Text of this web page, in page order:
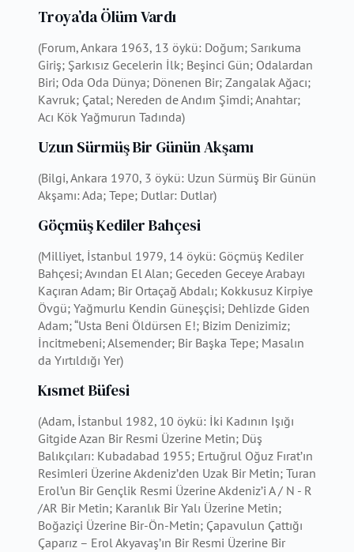
Troya’da Ölüm Vardı
(Forum, Ankara 1963, 13 öykü: Doğum; Sarıkuma
Giriş; Şarkısız Gecelerin İlk; Beşinci Gün; Odalardan
Biri; Oda Oda Dünya; Dönenen Bir; Zangalak Ağacı;
Kavruk; Çatal; Nereden de Andım Şimdi; Anahtar;
Acı Kök Yağmurun Tadında)
Uzun Sürmüş Bir Günün Akşamı
(Bilgi, Ankara 1970, 3 öykü: Uzun Sürmüş Bir Günün
Akşamı: Ada; Tepe; Dutlar: Dutlar)
Göçmüş Kediler Bahçesi
(Milliyet, İstanbul 1979, 14 öykü: Göçmüş Kediler
Bahçesi; Avından El Alan; Geceden Geceye Arabayı
Kaçıran Adam; Bir Ortaçağ Abdalı; Kokkusuz Kirpiye
Övgü; Yağmurlu Kendin Güneşçisi; Dehlizde Giden
Adam; “Usta Beni Öldürsen E!; Bizim Denizimiz;
İncitmebeni; Alsemender; Bir Başka Tepe; Masalın
da Yırtıldığı Yer)
Kısmet Büfesi
(Adam, İstanbul 1982, 10 öykü: İki Kadının Işığı
Gitgide Azan Bir Resmi Üzerine Metin; Düş
Balıkçıları: Kubadabad 1955; Ertuğrul Oğuz Fırat’ın
Resimleri Üzerine Akdeniz’den Uzak Bir Metin; Turan
Erol’un Bir Gençlik Resmi Üzerine Akdeniz’i A / N - R
/AR Bir Metin; Karanlık Bir Yalı Üzerine Metin;
Boğaziçi Üzerine Bir-Ön-Metin; Çapavulun Çattığı
Çaparız – Erol Akyavaş’ın Bir Resmi Üzerine Bir